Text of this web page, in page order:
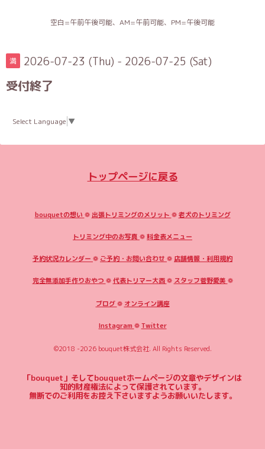
空白=午前午後可能、AM=午前可能、PM=午後可能
満 2026-07-23 (Thu) - 2026-07-25 (Sat)
受付終了
Select Language ▼
トップページに戻る
bouquetの想い ❁ 出張トリミングのメリット ❁老犬のトリミング
トリミング中のお写真 ❁料金表メニュー
予約状況カレンダー ❁ ご予約・お問い合わせ ❁ 店舗情報・利用規約
完全無添加手作りおやつ ❁代表トリマー大西❁ スタッフ菅野愛美 ❁
ブログ❁ オンライン講座
Instagram ❁Twitter
©2018 -2026 bouquet株式会社. All Rights Reserved.
「bouquet」そしてbouquetホームページの文章やデザインは
知的財産権法によって保護されています。
無断でのご利用をお控え下さいますようお願いいたします。